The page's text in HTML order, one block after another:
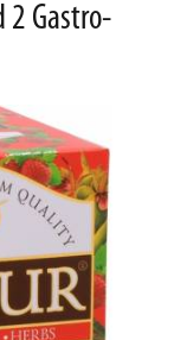
2 Gastro-